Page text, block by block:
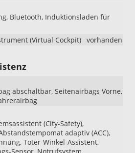
Bluetooth, Induktionsladen für
(Virtual Cockpit) vorhanden
abschaltbar, Seitenairbags Vorne,
(City-Safety),
adaptiv (ACC),
Toter-Winkel-Assistent,
Sensor, Notrufsystem